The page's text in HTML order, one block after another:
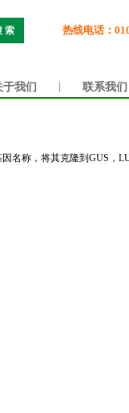
索
热线电话：
于我们 联系我们
名称，将其克隆到GUS，